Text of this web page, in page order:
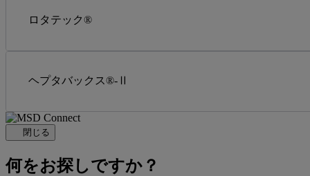
ロタテック®
ヘプタバックス®-Ⅱ
閉じる
何をお探しですか？